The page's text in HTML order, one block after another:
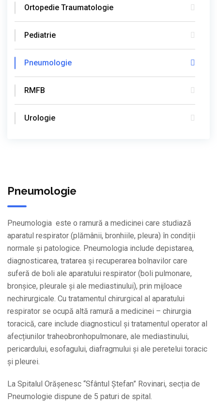
Ortopedie Traumatologie
Pediatrie
Pneumologie
RMFB
Urologie
Pneumologie
Pneumologia este o ramură a medicinei care studiază
aparatul respirator (plămânii, bronhiile, pleura) în condiții
normale și patologice. Pneumologia include depistarea,
diagnosticarea, tratarea și recuperarea bolnavilor care
suferă de boli ale aparatului respirator (boli pulmonare,
bronșice, pleurale și ale mediastinului), prin mijloace
nechirurgicale. Cu tratamentul chirurgical al aparatului
respirator se ocupă altă ramură a medicinei – chirurgia
toracică, care include diagnosticul și tratamentul operator al
afecțiunilor traheobronhopulmonare, ale mediastinului,
pericardului, esofagului, diafragmului și ale peretelui toracic
și pleurei.
La Spitalul Orășenesc “Sfântul Ștefan” Rovinari, secția de
Pneumologie dispune de 5 paturi de spital.